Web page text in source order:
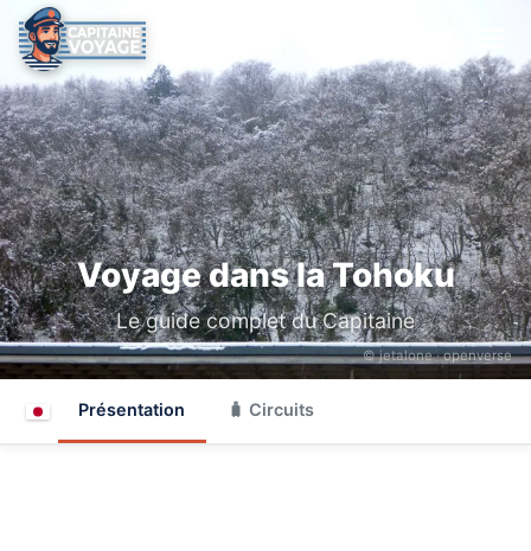
Voyage dans la Tohoku
Le guide complet du Capitaine
© jetalone ·openverse
Présentation 🧳 Circuits